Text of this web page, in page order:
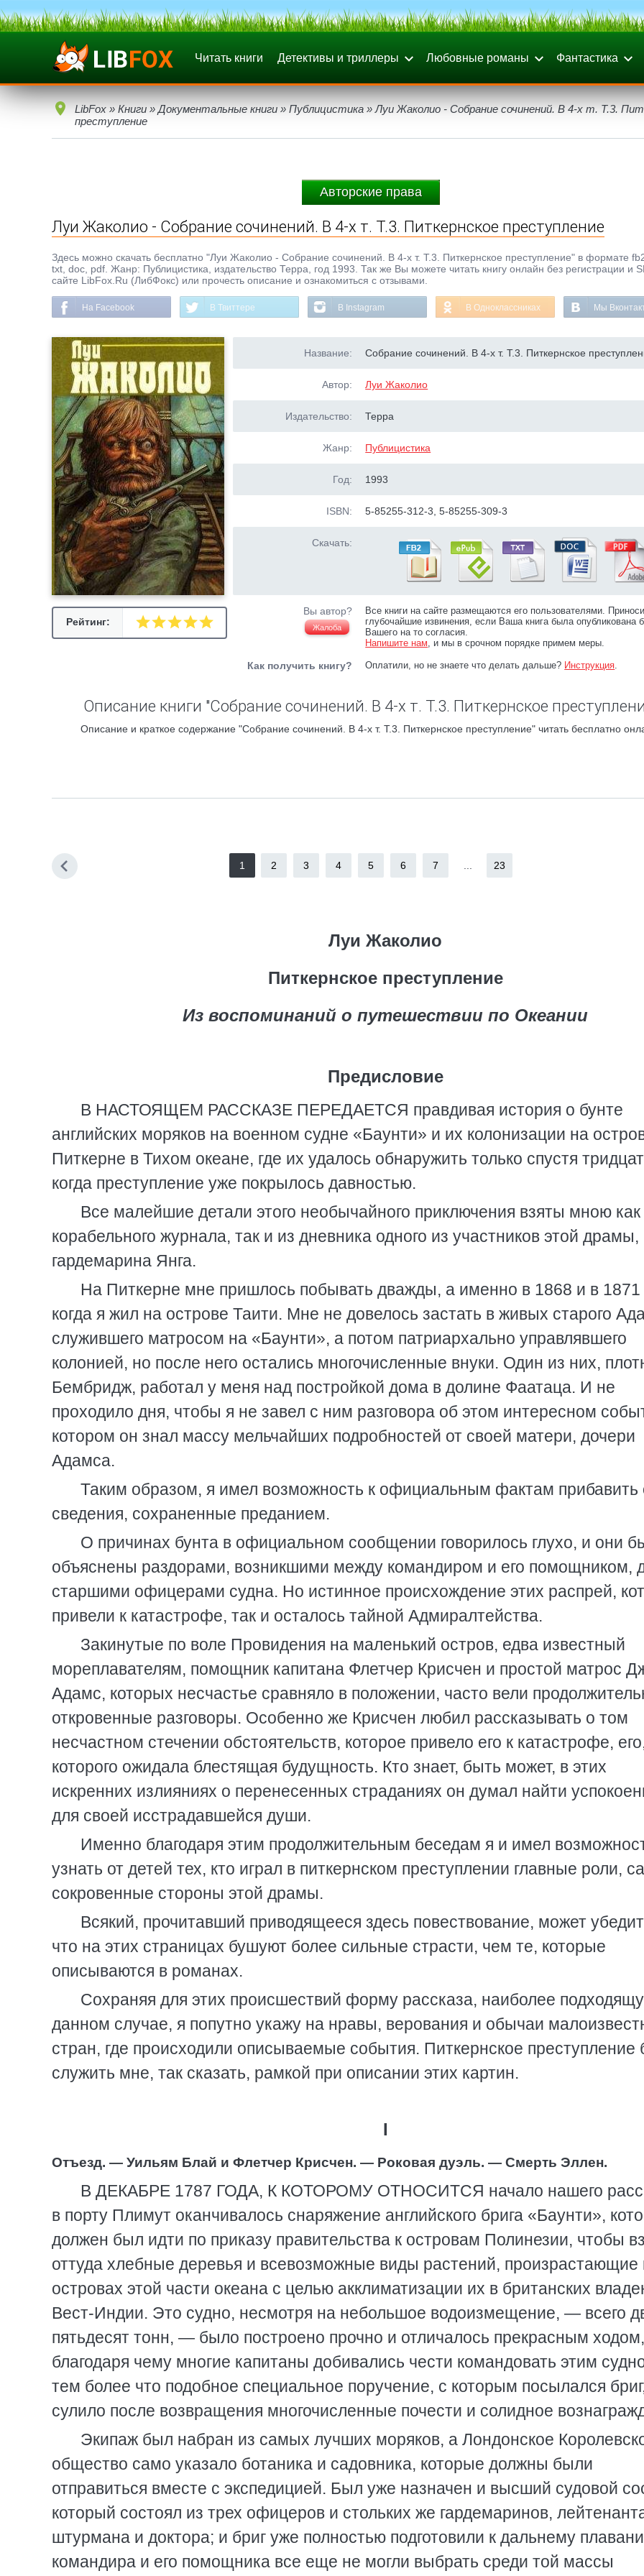
Читать книги Детективы и триллеры Любовные романы Фантастика
LibFox » Книги » Документальные книги » Публицистика » Луи Жаколио - Собрание сочинений. В 4-х т. Т.3.
преступление
Авторские права
Луи Жаколио - Собрание сочинений. В 4-х т. Т.3. Питкернское преступление
Здесь можно скачать бесплатно "Луи Жаколио - Собрание сочинений. В 4-х т. Т.3. Питкернское преступление" в формате
txt, doc, pdf. Жанр: Публицистика, издательство Терра, год 1993. Так же Вы можете читать книгу онлайн без регистрации и
сайте LibFox.Ru (ЛибФокс) или прочесть описание и ознакомиться с отзывами.
На Facebook В Твиттере В Instagram В Одноклассниках Мы
Рейтинг:
Название: Собрание сочинений. В 4-х т. Т.3. Питкернское
Автор: Луи Жаколио
Издательство: Терра
Жанр: Публицистика
Год: 1993
ISBN: 5-85255-312-3, 5-85255-309-3
Скачать:
Вы автор?
Жалоба
Все книги на сайте размещаются его пользователями.
глубочайшие извинения, если Ваша книга была опубликована
Вашего на то согласия.
Напишите нам, и мы в срочном порядке примем меры.
Как получить книгу? Оплатили, но не знаете что делать дальше? Инструкция.
Описание книги "Собрание сочинений. В 4-х т. Т.3. Питкернское
Описание и краткое содержание "Собрание сочинений. В 4-х т. Т.3. Питкернское преступление" читать бесплатно
1 2 3 4 5 6 7 23
Луи Жаколио
Питкернское преступление
Из воспоминаний о путешествии по Океании
Предисловие
В НАСТОЯЩЕМ РАССКАЗЕ ПЕРЕДАЕТСЯ правдивая история о бунте
английских моряков на военном судне «Баунти» и их колонизации на
Питкерне в Тихом океане, где их удалось обнаружить только спустя
когда преступление уже покрылось давностью.
Все малейшие детали этого необычайного приключения взяты мною как
корабельного журнала, так и из дневника одного из участников этой драмы,
гардемарина Янга.
На Питкерне мне пришлось побывать дважды, а именно в 1868 и в 1871
когда я жил на острове Таити. Мне не довелось застать в живых старого
служившего матросом на «Баунти», а потом патриархально управлявшего
колонией, но после него остались многочисленные внуки. Один из них,
Бембридж, работал у меня над постройкой дома в долине Фаатаца. И не
проходило дня, чтобы я не завел с ним разговора об этом интересном
котором он знал массу мельчайших подробностей от своей матери, дочери
Адамса.
Таким образом, я имел возможность к официальным фактам
сведения, сохраненные преданием.
О причинах бунта в официальном сообщении говорилось глухо, и они
объяснены раздорами, возникшими между командиром и его помощником,
старшими офицерами судна. Но истинное происхождение этих распрей,
привели к катастрофе, так и осталось тайной Адмиралтейства.
Закинутые по воле Провидения на маленький остров, едва известный
мореплавателям, помощник капитана Флетчер Крисчен и простой матрос
Адамс, которых несчастье сравняло в положении, часто вели
откровенные разговоры. Особенно же Крисчен любил рассказывать о том
несчастном стечении обстоятельств, которое привело его к катастрофе,
которого ожидала блестящая будущность. Кто знает, быть может, в этих
искренних излияниях о перенесенных страданиях он думал найти
для своей исстрадавшейся души.
Именно благодаря этим продолжительным беседам я и имел
узнать от детей тех, кто играл в питкернском преступлении главные роли,
сокровенные стороны этой драмы.
Всякий, прочитавший приводящееся здесь повествование, может
что на этих страницах бушуют более сильные страсти, чем те, которые
описываются в романах.
Сохраняя для этих происшествий форму рассказа, наиболее
данном случае, я попутно укажу на нравы, верования и обычаи
стран, где происходили описываемые события. Питкернское преступление
служить мне, так сказать, рамкой при описании этих картин.
I
Отъезд. — Уильям Блай и Флетчер Крисчен. — Роковая дуэль. — Смерть Эллен.
В ДЕКАБРЕ 1787 ГОДА, К КОТОРОМУ ОТНОСИТСЯ начало нашего
в порту Плимут оканчивалось снаряжение английского брига «Баунти»,
должен был идти по приказу правительства к островам Полинезии, чтобы
оттуда хлебные деревья и всевозможные виды растений, произрастающие
островах этой части океана с целью акклиматизации их в британских
Вест-Индии. Это судно, несмотря на небольшое водоизмещение, — всего
пятьдесят тонн, — было построено прочно и отличалось прекрасным ходом,
благодаря чему многие капитаны добивались чести командовать этим
тем более что подобное специальное поручение, с которым посылался
сулило после возвращения многочисленные почести и солидное
Экипаж был набран из самых лучших моряков, а Лондонское
общество само указало ботаника и садовника, которые должны были
отправиться вместе с экспедицией. Был уже назначен и высший судовой
который состоял из трех офицеров и стольких же гардемаринов,
штурмана и доктора; и бриг уже полностью подготовили к дальнему
командира и его помощника все еще не могли выбрать среди той массы